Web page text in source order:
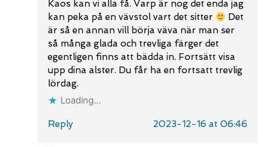
Kaos kan vi alla få. Varp är nog det enda jag
kan peka på en vävstol vart det sitter
Det
är så en annan vill börja väva när man ser
så många glada och trevliga färger det
egentligen finns att bädda in. Fortsätt visa
upp dina alster. Du får ha en fortsatt trevlig
lördag.
Loading...
Reply 2023-12-16 at 06:46